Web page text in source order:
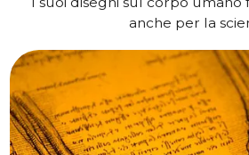
anche per la